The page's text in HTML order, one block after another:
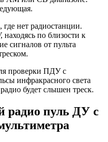
нет радиостанции.
по близости к
сигналов от пульта
проверки ПДУ с
инфракрасного света
будет слышен треск.
радио пуль ДУ с